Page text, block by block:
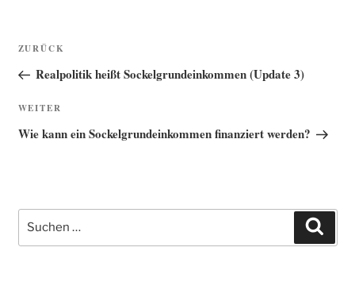
Beitragsnavigation
Vorheriger
Beitrag
ZURÜCK
Realpolitik heißt Sockelgrundeinkommen (Update 3)
Nächster
Beitrag
WEITER
Wie kann ein Sockelgrundeinkommen finanziert werden?
Suche
nach: